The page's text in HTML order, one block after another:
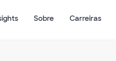
Sobre Carreiras